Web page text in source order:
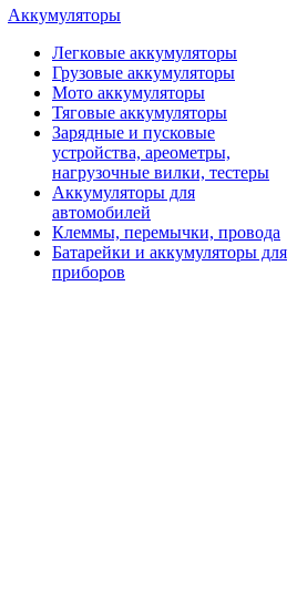
Аккумуляторы
Легковые аккумуляторы
Грузовые аккумуляторы
Мото аккумуляторы
Тяговые аккумуляторы
Зарядные и пусковые
устройства, ареометры,
нагрузочные вилки, тестеры
Аккумуляторы для
автомобилей
Клеммы, перемычки, провода
Батарейки и аккумуляторы для
приборов